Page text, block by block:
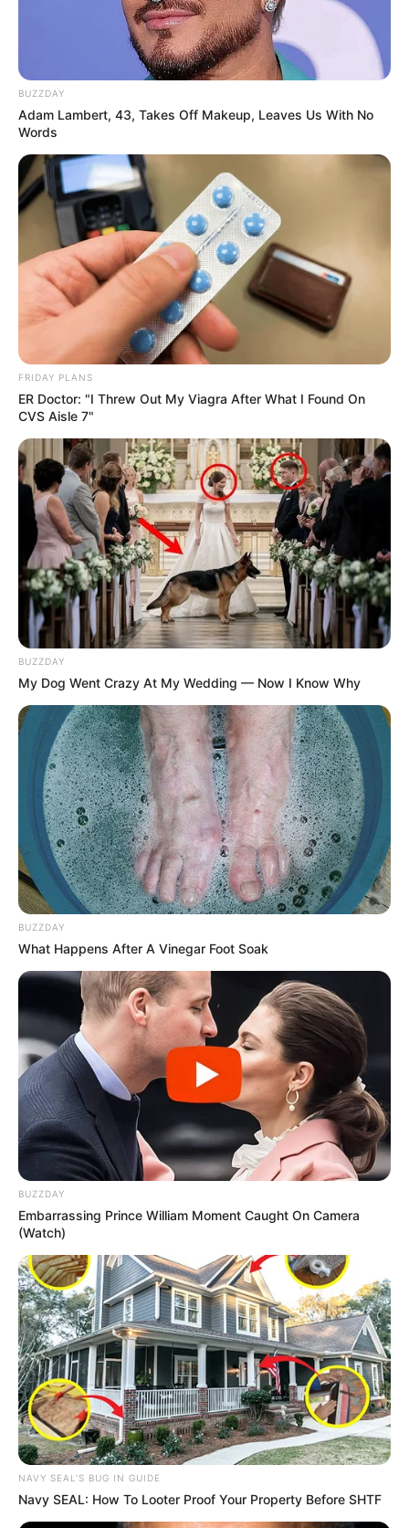
Pinterest
Pinterest
Raskrasil
BUZZDAY
Adam Lambert, 43, Takes Off Makeup, Leaves Us With No
Words
FRIDAY PLANS
ER Doctor: "I Threw Out My Viagra After What I Found On
CVS Aisle 7"
BUZZDAY
My Dog Went Crazy At My Wedding — Now I Know Why
BUZZDAY
What Happens After A Vinegar Foot Soak
BUZZDAY
Embarrassing Prince William Moment Caught On Camera
(Watch)
NAVY SEAL'S BUG IN GUIDE
Navy SEAL: How To Looter Proof Your Property Before SHTF